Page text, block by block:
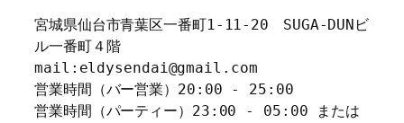
宮城県仙台市青葉区一番町1-11-20　SUGA-DUNビ
ル一番町４階
mail:eldysendai@gmail.com
営業時間（バー営業）20:00 - 25:00
営業時間（パーティー）23:00 - 05:00 または